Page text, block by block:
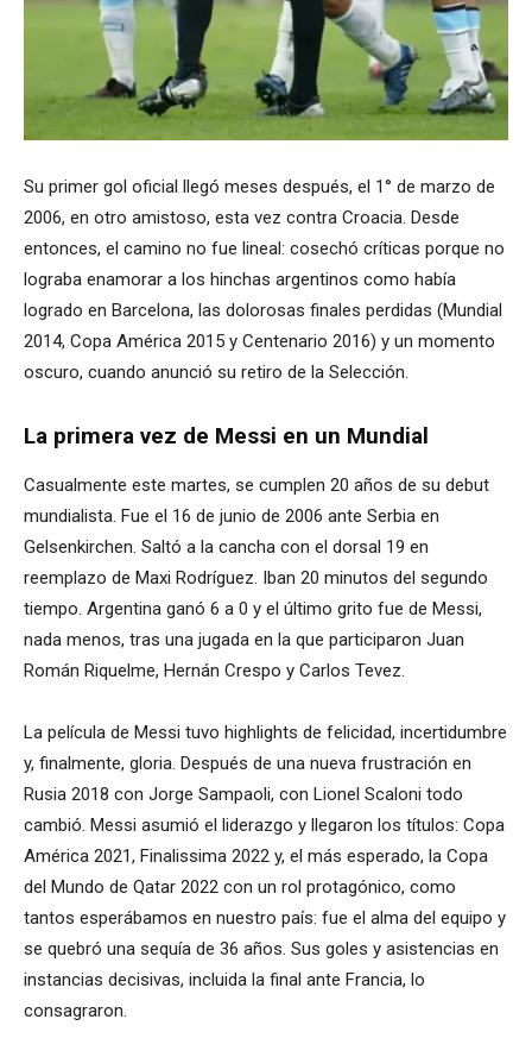
Su primer gol oficial llegó meses después, el 1° de marzo de
2006, en otro amistoso, esta vez contra Croacia. Desde
entonces, el camino no fue lineal: cosechó críticas porque no
lograba enamorar a los hinchas argentinos como había
logrado en Barcelona, las dolorosas finales perdidas (Mundial
2014, Copa América 2015 y Centenario 2016) y un momento
oscuro, cuando anunció su retiro de la Selección.
La primera vez de Messi en un Mundial
Casualmente este martes, se cumplen 20 años de su debut
mundialista. Fue el 16 de junio de 2006 ante Serbia en
Gelsenkirchen. Saltó a la cancha con el dorsal 19 en
reemplazo de Maxi Rodríguez. Iban 20 minutos del segundo
tiempo. Argentina ganó 6 a 0 y el último grito fue de Messi,
nada menos, tras una jugada en la que participaron Juan
Román Riquelme, Hernán Crespo y Carlos Tevez.
La película de Messi tuvo highlights de felicidad, incertidumbre
y, finalmente, gloria. Después de una nueva frustración en
Rusia 2018 con Jorge Sampaoli, con Lionel Scaloni todo
cambió. Messi asumió el liderazgo y llegaron los títulos: Copa
América 2021, Finalissima 2022 y, el más esperado, la Copa
del Mundo de Qatar 2022 con un rol protagónico, como
tantos esperábamos en nuestro país: fue el alma del equipo y
se quebró una sequía de 36 años. Sus goles y asistencias en
instancias decisivas, incluida la final ante Francia, lo
consagraron.